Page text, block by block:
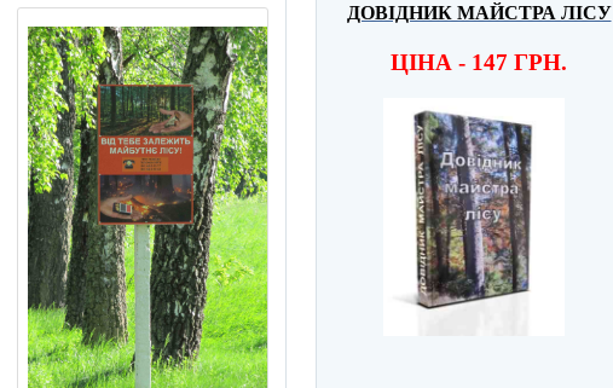
ДОВІДНИК МАЙСТРА ЛІСУ
ЦІНА - 147 ГРН.